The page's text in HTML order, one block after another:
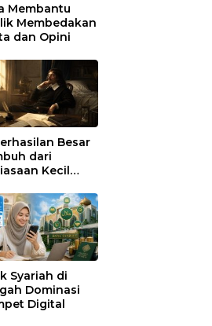
Membantu
Membedakan
dan Opini
Besar
dari
Kecil
Sabar
Syariah di
Dominasi
Digital